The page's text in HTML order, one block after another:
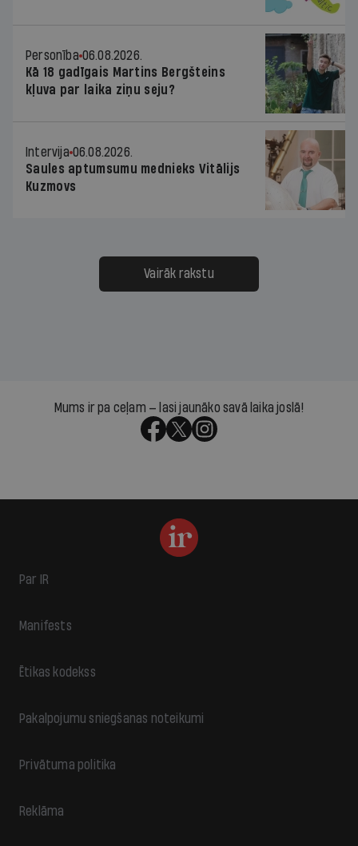
Personība 06.08.2026.
Kā 18 gadīgais Martins Bergšteins
kļuva par laika ziņu seju?
Intervija 06.08.2026.
Saules aptumsumu mednieks Vitālijs
Kuzmovs
Vairāk rakstu
Mums ir pa ceļam — lasi jaunāko savā laika joslā!
Par IR
Manifests
Ētikas kodekss
Pakalpojumu sniegšanas noteikumi
Privātuma politika
Reklāma